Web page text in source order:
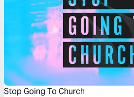
Stop Going To Church